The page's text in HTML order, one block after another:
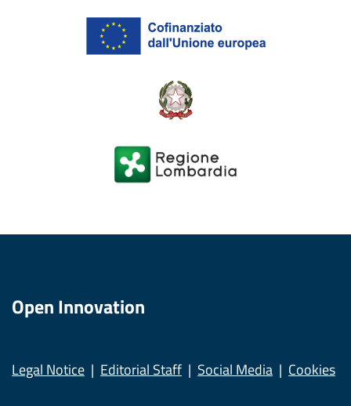
Open Innovation
Legal Notice Editorial Staff Social Media Cookies